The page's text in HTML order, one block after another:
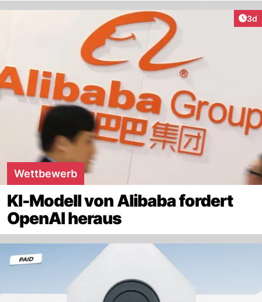
3d
Wettbewerb
KI-Modell von Alibaba fordert
OpenAI heraus